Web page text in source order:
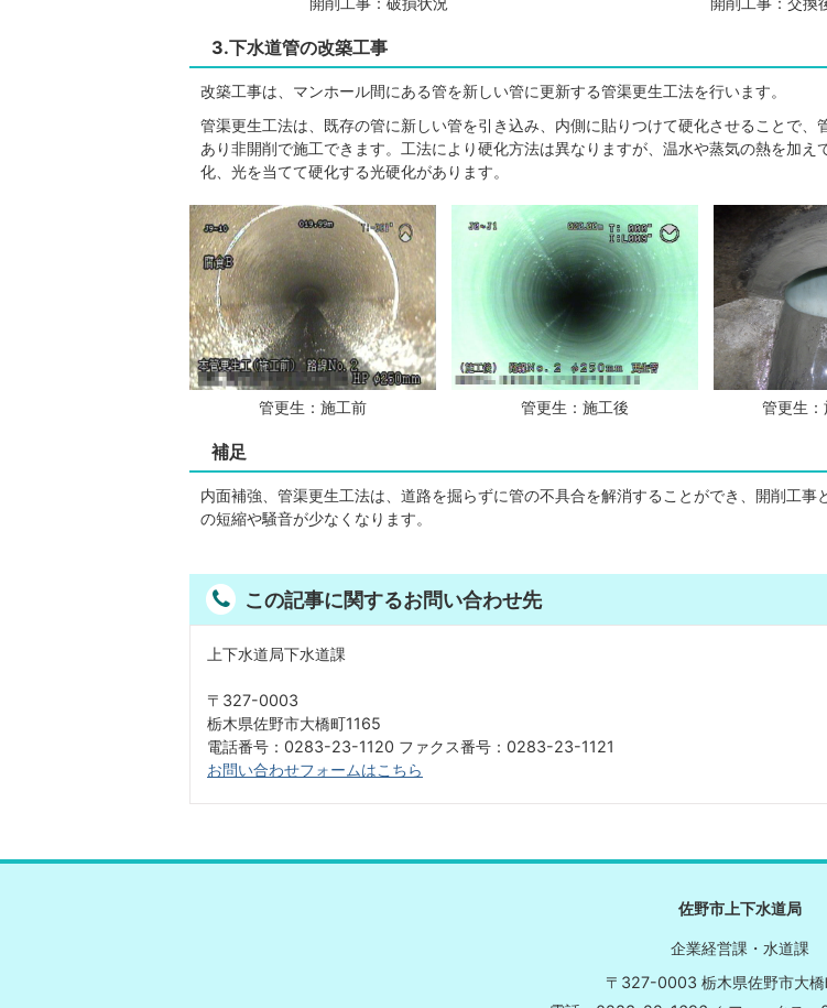
3.下水道管の改築工事
改築工事は、マンホール間にある管を新しい管に更新する管渠更生工法を行います。
管渠更生工法は、既存の管に新しい管を引き込み、内側に貼りつけて硬化させることで、
あり非開削で施工できます。工法により硬化方法は異なりますが、温水や蒸気の熱を加え
化、光を当てて硬化する光硬化があります。
管更生：施工前 管更生：施工後 管更生
補足
内面補強、管渠更生工法は、道路を掘らずに管の不具合を解消することができ、開削工事
の短縮や騒音が少なくなります。
この記事に関するお問い合わせ先
上下水道局下水道課
〒327-0003
栃木県佐野市大橋町1165
電話番号：0283-23-1120 ファクス番号：0283-23-1121
お問い合わせフォームはこちら
佐野市上下水道局
企業経営課・水道課
〒327-0003 栃木県佐野市大橋